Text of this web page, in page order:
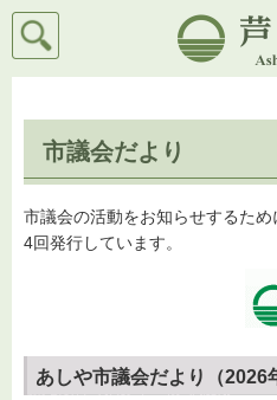
芦屋市
検索
市議会だより
市議会の活動をお知らせするた
4回発行しています。
あしや市議会だより（2026